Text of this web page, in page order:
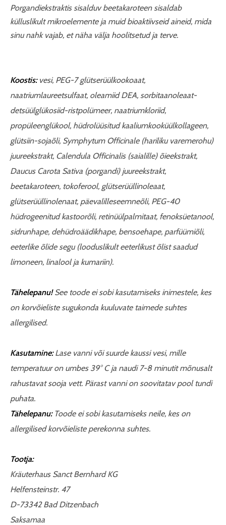
Porgandiekstraktis sisalduv beetakaroteen sisaldab
külluslikult mikroelemente ja muid bioaktiivseid aineid, mida
sinu nahk vajab, et näha välja hoolitsetud ja terve.
Koostis: vesi, PEG-7 glütserüülkookoaat,
naatriumlaureetsulfaat, oleamiid DEA, sorbitaanoleaat-
detsüülglükosiid-ristpolümeer, naatriumkloriid,
propüleenglükool, hüdrolüüsitudkaaliumkooküülkollageen,
glütsiin-sojaõli, Symphytum Officinale (hariliku varemerohu)
juureekstrakt, Calendula Officinalis (saialille) õieekstrakt,
Daucus Carota Sativa (porgandi) juureekstrakt,
beetakaroteen, tokoferool, glütserüüllinoleaat,
glütserüüllinolenaat, päevalilleseemneõli, PEG-40
hüdrogeenitud kastoorõli, retinüülpalmitaat, fenoksüetanool,
sidrunhape, dehüdroäädikhape, bensoehape, parfüümiõli,
eeterlike õlide segu (looduslikult eeterlikust õlist saadud
limoneen, linaloolja kumariin).
Tähelepanu!See toode ei sobi kasutamiseks inimestele, kes
on korvõieliste sugukonda kuuluvate taimede suhtes
allergilised.
Kasutamine:Lase vanni või suurde kaussi vesi, mille
temperatuur on umbes 39° C ja naudi 7-8 minutit mõnusalt
rahustavat sooja vett. Pärast vanni on soovitatav pool tundi
puhata.
Tähelepanu: Toode ei sobi kasutamiseks neile, kes on
allergilised korvõieliste perekonna suhtes.
Tootja:
Kräuterhaus Sanct Bernhard KG
Helfensteinstr. 47
D-73342 Bad Ditzenbach
Saksamaa